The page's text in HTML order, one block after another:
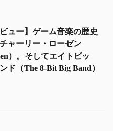
ュー】ゲーム音楽の歴史
ャーリー・ローゼン
）。そしてエイトビッ
ド（The 8-Bit Big Band）